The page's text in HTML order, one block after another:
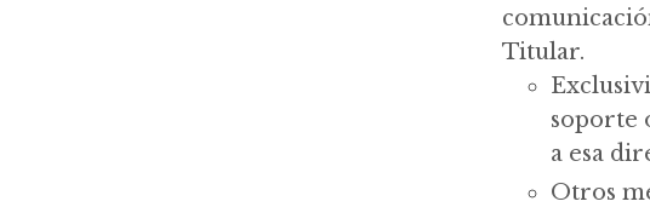
Titular.
soporte
a esa
Otros